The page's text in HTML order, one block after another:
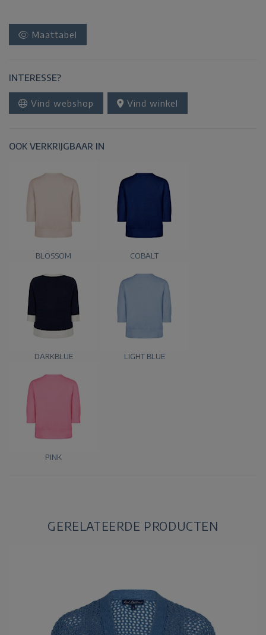
Maattabel
INTERESSE?
Vind webshop Vind winkel
OOK VERKRIJGBAAR IN
BLOSSOM COBALT
DARKBLUE LIGHT BLUE
PINK
GERELATEERDE PRODUCTEN